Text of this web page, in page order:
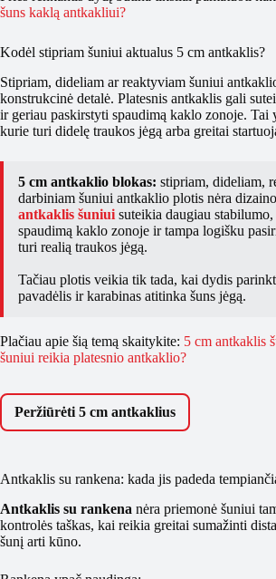
šuns kaklą antkakliui?
Kodėl stipriam šuniui aktualus 5 cm antkaklis?
Stipriam, dideliam ar reaktyviam šuniui
konstrukcinė detalė. Platesnis antkaklis gali
ir geriau paskirstyti spaudimą kaklo zonoje. Tai
kurie turi didelę traukos jėgą arba greitai
5 cm antkaklio blokas: stipriam, dideliam,
darbiniam šuniui antkaklio plotis nėra
antkaklis šuniui suteikia daugiau
spaudimą kaklo zonoje ir tampa logišku
turi realią traukos jėgą.
Tačiau plotis veikia tik tada, kai dydis
pavadėlis ir karabinas atitinka šuns jėgą.
Plačiau apie šią temą skaitykite: 5 cm antkaklis
šuniui reikia platesnio antkaklio?
Peržiūrėti 5 cm antkaklius
Antkaklis su rankena: kada jis padeda
Antkaklis su rankena nėra priemonė šuniui
kontrolės taškas, kai reikia greitai sumažinti
šunį arti kūno.